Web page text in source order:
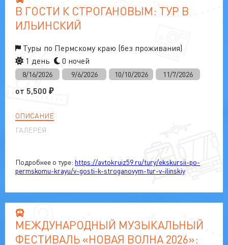
В ГОСТИ К СТРОГАНОВЫМ: ТУР В
ИЛЬИНСКИЙ
Туры по Пермскому краю (без проживания)
1 день
0 ночей
8/16/2026 9/6/2026 10/10/2026 11/7/2026
от 5,500 ₽
ОПИСАНИЕ
ГАЛЕРЕЯ
Подробнее о туре: https://avtokruiz59.ru/tury/ekskursii-po-
permskomu-krayu/v-gosti-k-stroganovym-tur-v-ilinskiy
МЕЖДУНАРОДНЫЙ МУЗЫКАЛЬНЫЙ
ФЕСТИВАЛЬ «НОВАЯ ВОЛНА 2026»: